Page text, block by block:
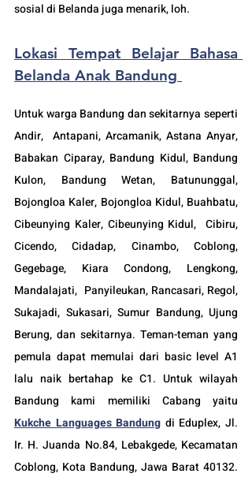
sosial di Belanda juga menarik, loh.
Lokasi Tempat Belajar Bahasa
Belanda Anak Bandung
Andir,  Antapani, Arcamanik, Astana Anyar,
Babakan Ciparay, Bandung Kidul, Bandung
Kulon, Bandung Wetan, Batununggal,
Bojongloa Kaler, Bojongloa Kidul, Buahbatu,
Cibeunying Kaler, Cibeunying Kidul,  Cibiru,
Cicendo, Cidadap, Cinambo, Coblong,
Gegebage, Kiara Condong, Lengkong,
Mandalajati,  Panyileukan, Rancasari, Regol,
Sukajadi, Sukasari, Sumur Bandung, Ujung
Berung, dan sekitarnya. Teman-teman yang
pemula dapat memulai dari basic level A1
lalu naik bertahap ke C1. Untuk wilayah
Kukche Languages Bandung di Eduplex, Jl.
Ir. H. Juanda No.84, Lebakgede, Kecamatan
Coblong, Kota Bandung, Jawa Barat 40132.